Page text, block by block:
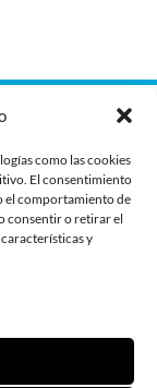
como las cookies
El consentimiento
el comportamiento de
consentir o retirar el
y